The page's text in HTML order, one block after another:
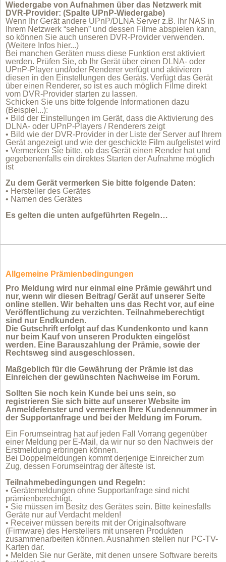
Wiedergabe von Aufnahmen über das Netzwerk mit
DVR-Provider: (Spalte UPnP-Wiedergabe)
Wenn Ihr Gerät andere UPnP/DLNA Server z.B. Ihr NAS in
Ihrem Netzwerk “sehen” und dessen Filme abspielen kann,
so können Sie auch unseren DVR-Provider verwenden.
(Weitere Infos hier...)
Bei manchen Geräten muss diese Funktion erst aktiviert
werden. Prüfen Sie, ob Ihr Gerät über einen DLNA- oder
UPnP-Player und/oder Renderer verfügt und aktivieren
diesen in den Einstellungen des Geräts. Verfügt das Gerät
über einen Renderer, so ist es auch möglich Filme direkt
vom DVR-Provider starten zu lassen.
Schicken Sie uns bitte folgende Informationen dazu
(Beispiel...):
• Bild der Einstellungen im Gerät, dass die Aktivierung des
DLNA- oder UPnP-Players / Renderers zeigt
• Bild wie der DVR-Provider in der Liste der Server auf Ihrem
Gerät angezeigt und wie der geschickte Film aufgelistet wird
• Vermerken Sie bitte, ob das Gerät einen Render hat und
gegebenenfalls ein direktes Starten der Aufnahme möglich
ist
Zu dem Gerät vermerken Sie bitte folgende Daten:
• Hersteller des Gerätes
• Namen des Gerätes
Es gelten die unten aufgeführten Regeln…
Allgemeine Prämienbedingungen
Pro Meldung wird nur einmal eine Prämie gewährt und
nur, wenn wir diesen Beitrag/ Gerät auf unserer Seite
online stellen. Wir behalten uns das Recht vor, auf eine
Veröffentlichung zu verzichten. Teilnahmeberechtigt
sind nur Endkunden.
Die Gutschrift erfolgt auf das Kundenkonto und kann
nur beim Kauf von unseren Produkten eingelöst
werden. Eine Barauszahlung der Prämie, sowie der
Rechtsweg sind ausgeschlossen.
Maßgeblich für die Gewährung der Prämie ist das
Einreichen der gewünschten Nachweise im Forum.
Sollten Sie noch kein Kunde bei uns sein, so
registrieren Sie sich bitte auf unserer Website im
Anmeldefenster und vermerken Ihre Kundennummer in
der Supportanfrage und bei der Meldung im Forum.
Ein Forumseintrag hat auf jeden Fall Vorrang gegenüber
einer Meldung per E-Mail, da wir nur so den Nachweis der
Erstmeldung erbringen können.
Bei Doppelmeldungen kommt derjenige Einreicher zum
Zug, dessen Forumseintrag der älteste ist.
Teilnahmebedingungen und Regeln:
• Gerätemeldungen ohne Supportanfrage sind nicht
prämienberechtigt.
• Sie müssen im Besitz des Gerätes sein. Bitte keinesfalls
Geräte nur auf Verdacht melden!
• Receiver müssen bereits mit der Originalsoftware
(Firmware) des Herstellers mit unseren Produkten
zusammenarbeiten können. Ausnahmen stellen nur PC-TV-
Karten dar.
• Melden Sie nur Geräte, mit denen unsere Software bereits